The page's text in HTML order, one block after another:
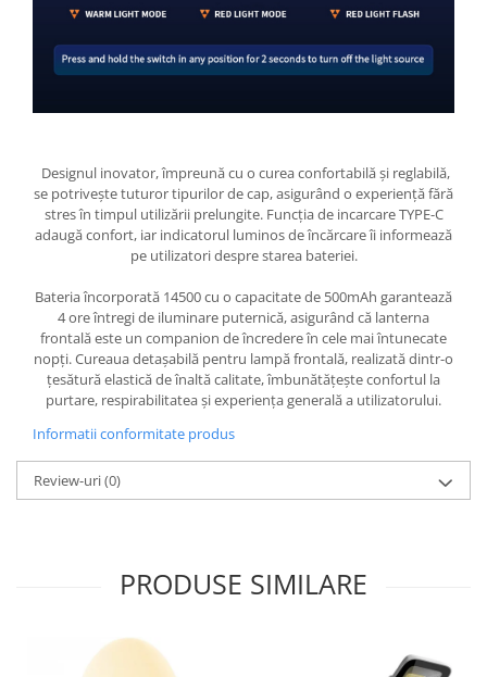
Designul inovator, împreună cu o curea confortabilă și reglabilă,
se potrivește tuturor tipurilor de cap, asigurând o experiență fără
stres în timpul utilizării prelungite. Funcția de incarcare TYPE-C
adaugă confort, iar indicatorul luminos de încărcare îi informează
pe utilizatori despre starea bateriei.
Bateria încorporată 14500 cu o capacitate de 500mAh garantează
4 ore întregi de iluminare puternică, asigurând că lanterna
frontală este un companion de încredere în cele mai întunecate
nopți. Cureaua detașabilă pentru lampă frontală, realizată dintr-o
țesătură elastică de înaltă calitate, îmbunătățește confortul la
purtare, respirabilitatea și experiența generală a utilizatorului.
Informatii conformitate produs
Review-uri(0)
PRODUSE SIMILARE